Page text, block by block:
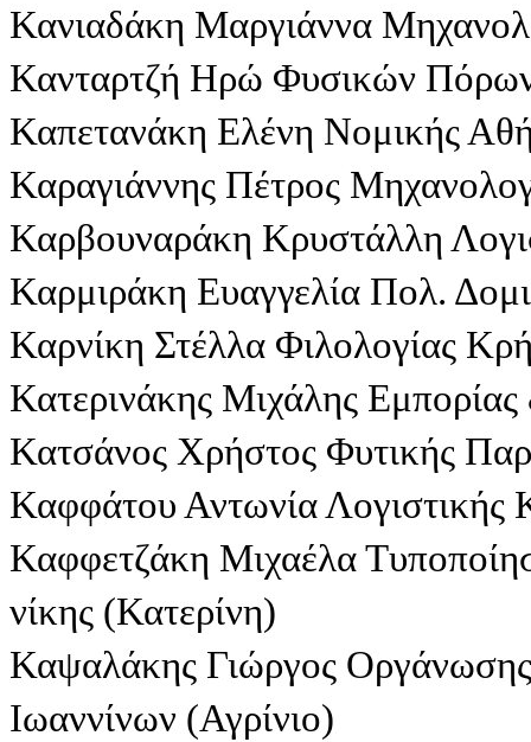
Κανιαδάκη Μαργιάννα
Κανταρτζή Ηρώ Φυσικών
Καπετανάκη Ελένη Νομικής
Καραγιάννης Πέτρος
Καρβουναράκη Κρυστάλλη
Καρμιράκη Ευαγγελία Πολ.
Καρνίκη Στέλλα Φιλολογίας
Κατερινάκης Μιχάλης
Κατσάνος Χρήστος Φυτικής
Καφφάτου Αντωνία Λογιστικής
Καφφετζάκη Μιχαέλα
νίκης (Κατερίνη)
Καψαλάκης Γιώργος
Ιωαννίνων (Αγρίνιο)